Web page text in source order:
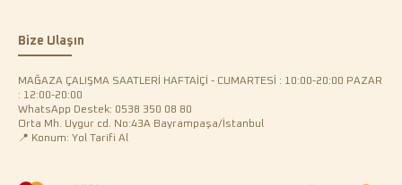
Bize Ulaşın
MAĞAZA ÇALIŞMA SAATLERİ HAFTAİÇİ - CUMARTESİ : 10:00-20:00 PAZAR
: 12:00-20:00
WhatsApp Destek: 0538 350 08 80
Orta Mh. Uygur cd. No:43A Bayrampaşa/İstanbul
📍 Konum: Yol Tarifi Al